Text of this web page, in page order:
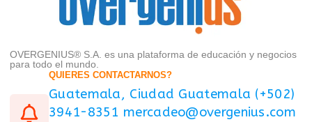
OVERGENIUS® S.A. es una plataforma de educación y negocios
para todo el mundo.
QUIERES CONTACTARNOS?
Guatemala, Ciudad Guatemala (+502)
3941-8351 mercadeo@overgenius.com